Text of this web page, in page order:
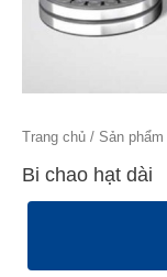
Trang chủ / Sản phẩm
Bi chao hạt dài